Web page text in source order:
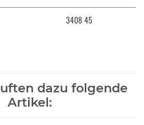
3408 45
dazu folgende
Artikel: